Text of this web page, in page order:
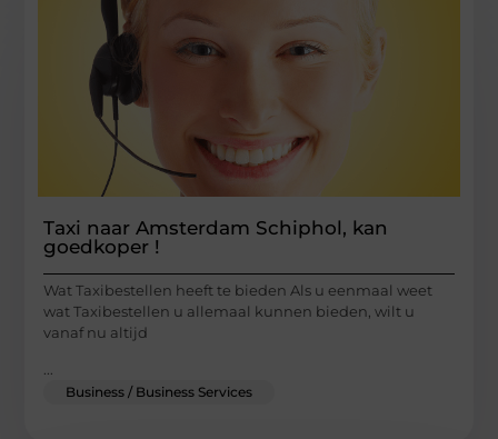
Taxi naar Amsterdam Schiphol, kan
goedkoper !
Wat Taxibestellen heeft te bieden Als u eenmaal weet
wat Taxibestellen u allemaal kunnen bieden, wilt u
vanaf nu altijd
Business / Business Services